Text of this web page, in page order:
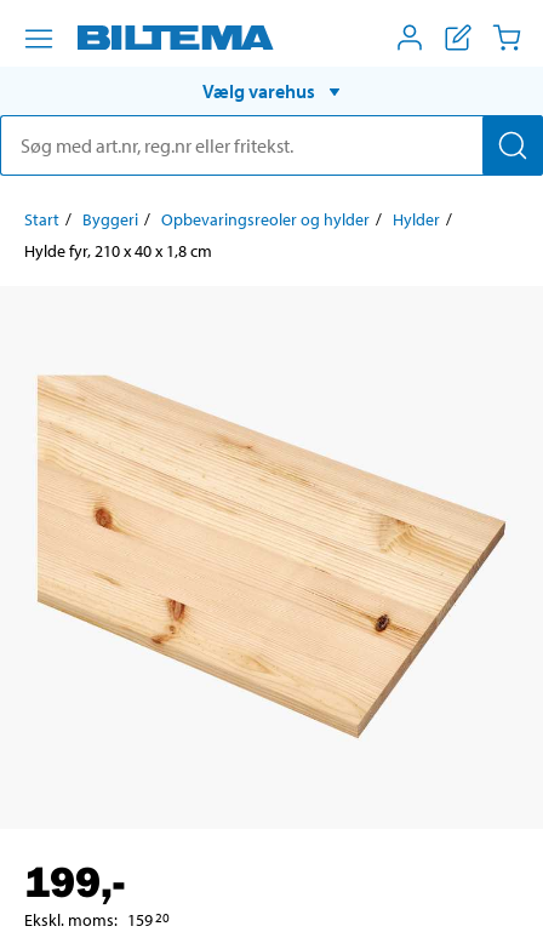
Vælg varehus
Start Byggeri Opbevaringsreoler og hylder
Hylder
Hylde fyr, 210 x 40 x 1,8 cm
199,-
Ekskl. moms: 15920